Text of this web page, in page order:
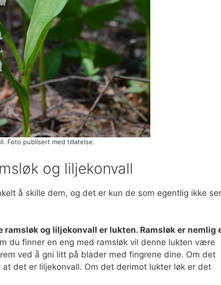
Foto publisert med tillatelse.
og liljekonvall
å skille dem, og det er kun de som egentlig ikke ser
og liljekonvall er lukten. Ramsløk er nemlig
du finner en eng med ramsløk vil denne lukten være
ved å gni litt på blader med fingrene dine. Om det
det er liljekonvall. Om det derimot lukter løk er det